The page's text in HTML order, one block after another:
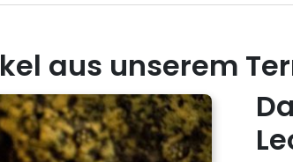
aus unserem